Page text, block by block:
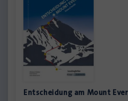
Entscheidung am Mount